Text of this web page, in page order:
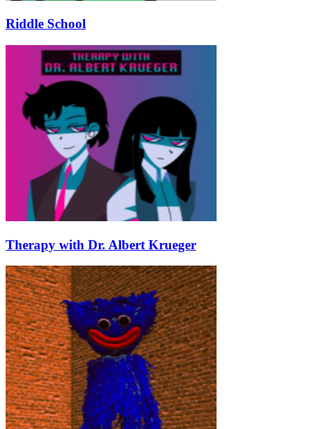
Riddle School
Therapy with Dr. Albert Krueger